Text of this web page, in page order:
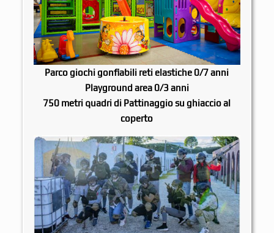
Parco giochigonfiabili reti elastiche 0/7 anni
Playground area 0/3 anni
750 metri quadri di Pattinaggio su ghiaccioal
coperto